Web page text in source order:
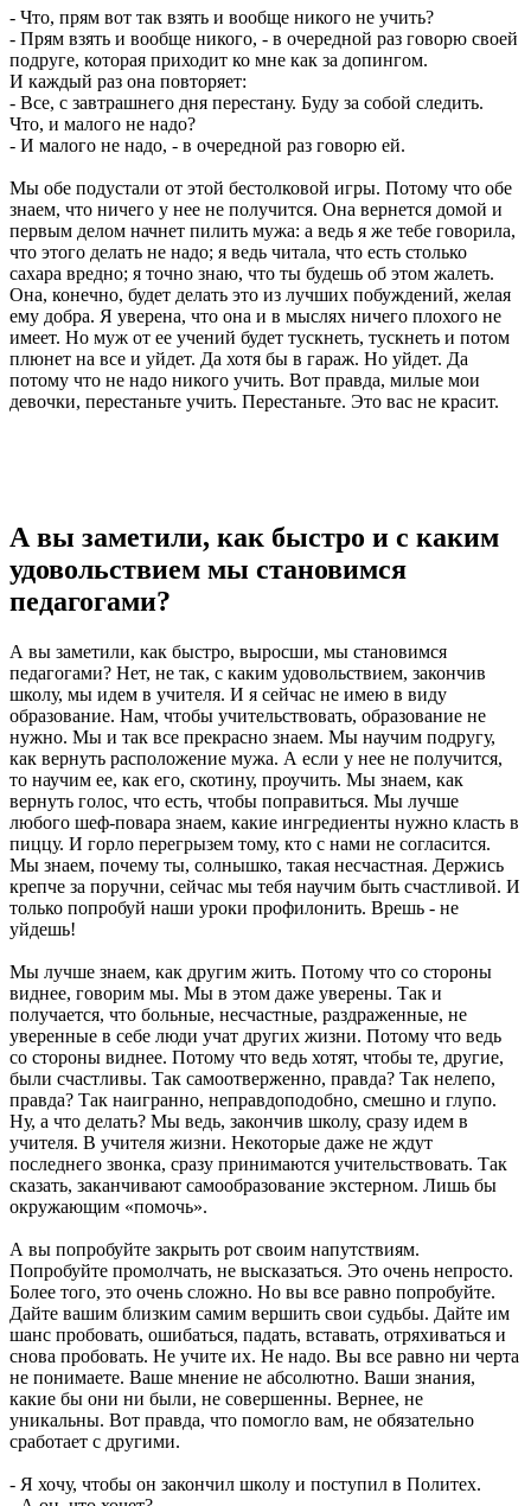
- Что, прям вот так взять и вообще никого не учить?
- Прям взять и вообще никого, - в очередной раз говорю своей
подруге, которая приходит ко мне как за допингом.
И каждый раз она повторяет:
- Все, с завтрашнего дня перестану. Буду за собой следить.
Что, и малого не надо?
- И малого не надо, - в очередной раз говорю ей.
Мы обе подустали от этой бестолковой игры. Потому что обе
знаем, что ничего у нее не получится. Она вернется домой и
первым делом начнет пилить мужа: а ведь я же тебе говорила,
что этого делать не надо; я ведь читала, что есть столько
сахара вредно; я точно знаю, что ты будешь об этом жалеть.
Она, конечно, будет делать это из лучших побуждений, желая
ему добра. Я уверена, что она и в мыслях ничего плохого не
имеет. Но муж от ее учений будет тускнеть, тускнеть и потом
плюнет на все и уйдет. Да хотя бы в гараж. Но уйдет. Да
потому что не надо никого учить. Вот правда, милые мои
девочки, перестаньте учить. Перестаньте. Это вас не красит.
А вы заметили, как быстро и с каким
удовольствием мы становимся
педагогами?
А вы заметили, как быстро, выросши, мы становимся
педагогами? Нет, не так, с каким удовольствием, закончив
школу, мы идем в учителя. И я сейчас не имею в виду
образование. Нам, чтобы учительствовать, образование не
нужно. Мы и так все прекрасно знаем. Мы научим подругу,
как вернуть расположение мужа. А если у нее не получится,
то научим ее, как его, скотину, проучить. Мы знаем, как
вернуть голос, что есть, чтобы поправиться. Мы лучше
любого шеф-повара знаем, какие ингредиенты нужно класть в
пиццу. И горло перегрызем тому, кто с нами не согласится.
Мы знаем, почему ты, солнышко, такая несчастная. Держись
крепче за поручни, сейчас мы тебя научим быть счастливой. И
только попробуй наши уроки профилонить. Врешь - не
уйдешь!
Мы лучше знаем, как другим жить. Потому что со стороны
виднее, говорим мы. Мы в этом даже уверены. Так и
получается, что больные, несчастные, раздраженные, не
уверенные в себе люди учат других жизни. Потому что ведь
со стороны виднее. Потому что ведь хотят, чтобы те, другие,
были счастливы. Так самоотверженно, правда? Так нелепо,
правда? Так наигранно, неправдоподобно, смешно и глупо.
Ну, а что делать? Мы ведь, закончив школу, сразу идем в
учителя. В учителя жизни. Некоторые даже не ждут
последнего звонка, сразу принимаются учительствовать. Так
сказать, заканчивают самообразование экстерном. Лишь бы
окружающим «помочь».
А вы попробуйте закрыть рот своим напутствиям.
Попробуйте промолчать, не высказаться. Это очень непросто.
Более того, это очень сложно. Но вы все равно попробуйте.
Дайте вашим близким самим вершить свои судьбы. Дайте им
шанс пробовать, ошибаться, падать, вставать, отряхиваться и
снова пробовать. Не учите их. Не надо. Вы все равно ни черта
не понимаете. Ваше мнение не абсолютно. Ваши знания,
какие бы они ни были, не совершенны. Вернее, не
уникальны. Вот правда, что помогло вам, не обязательно
сработает с другими.
- Я хочу, чтобы он закончил школу и поступил в Политех.